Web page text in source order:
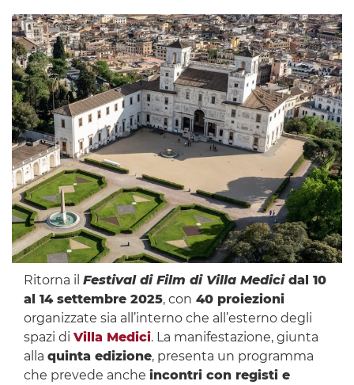
Ritorna il Festival di Film di Villa Medicidal 10
al 14 settembre 2025, con 40 proiezioni
organizzate sia all’interno che all’esterno degli
spazi di Villa Medici. La manifestazione, giunta
alla quinta edizione, presenta un programma
che prevede anche incontri con registi e